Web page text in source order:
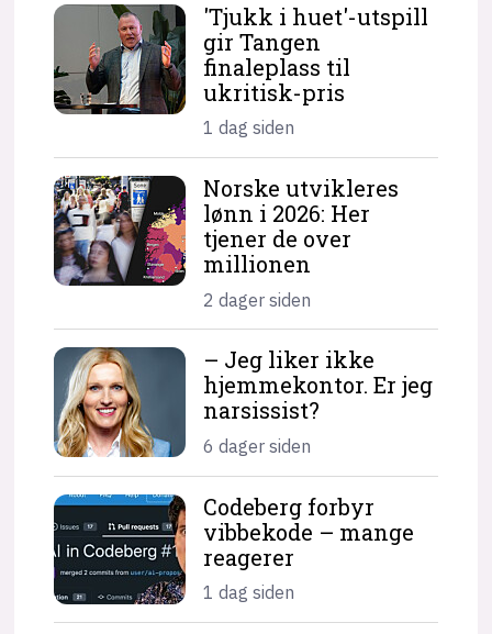
'Tjukk i huet'-utspill
gir Tangen
finaleplass til
ukritisk-pris
1 dag siden
Norske utvikleres
lønn i 2026: Her
tjener de over
millionen
2 dager siden
– Jeg liker ikke
hjemme­kontor. Er jeg
narsissist?
6 dager siden
Codeberg forbyr
vibbekode – mange
reagerer
1 dag siden